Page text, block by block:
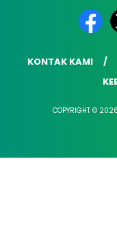
KONTAK KAMI
COPYRIGHT ©